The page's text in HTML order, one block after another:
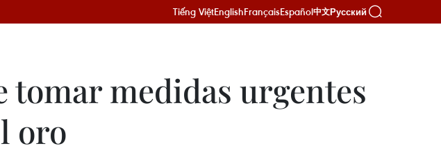
Tiếng ViệtEnglishFrançaisEspañol中文Русский
tomar medidas urgentes
oro